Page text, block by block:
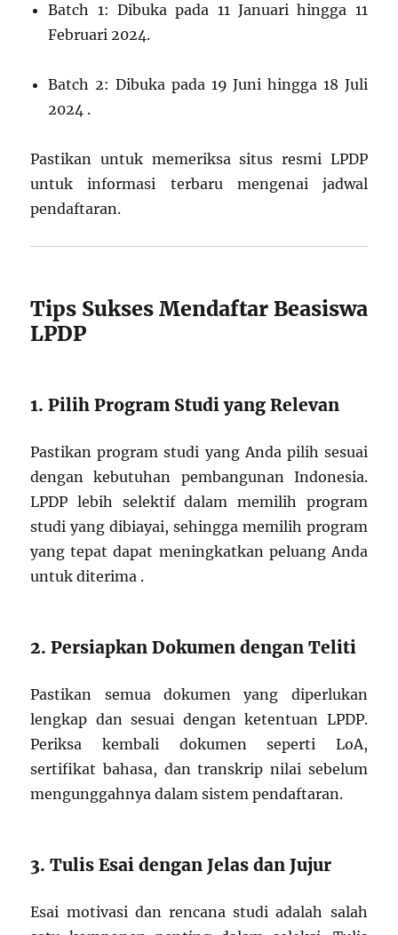
Batch 1: Dibuka pada 11 Januari hingga 11
Februari 2024.
Batch 2: Dibuka pada 19 Juni hingga 18 Juli
2024 .
Pastikan untuk memeriksa situs resmi LPDP
untuk informasi terbaru mengenai jadwal
pendaftaran.
Tips Sukses Mendaftar Beasiswa
LPDP
1. Pilih Program Studi yang Relevan
Pastikan program studi yang Anda pilih sesuai
dengan kebutuhan pembangunan Indonesia.
LPDP lebih selektif dalam memilih program
studi yang dibiayai, sehingga memilih program
yang tepat dapat meningkatkan peluang Anda
untuk diterima .
2. Persiapkan Dokumen dengan Teliti
Pastikan semua dokumen yang diperlukan
lengkap dan sesuai dengan ketentuan LPDP.
Periksa kembali dokumen seperti LoA,
sertifikat bahasa, dan transkrip nilai sebelum
mengunggahnya dalam sistem pendaftaran.
3. Tulis Esai dengan Jelas dan Jujur
Esai motivasi dan rencana studi adalah salah